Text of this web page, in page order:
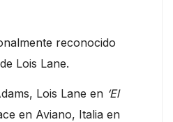
reconocido
Lois Lane.
Lois Lane en ‘El
en Aviano, Italia en